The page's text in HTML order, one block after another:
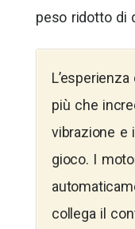
peso ridotto di
più che
vibrazione e
gioco. I
collega il